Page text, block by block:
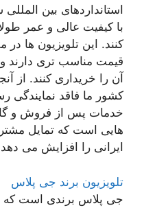
استانداردهای بین
با کیفیت عالی و عمر
کنند. این تلویزیون ها
قیمت مناسب تری دارند و
آن را خریداری کنند. از
کشور ما فاقد نمایندگی
خدمات پس از فروش و
هایی است که تمایل
ایرانی را افزایش می
تلویزیون برند جی پلاس
جی پلاس برندی است که